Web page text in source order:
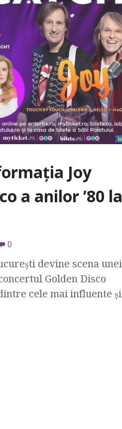
Joy
a anilor ’80 la
0
devine scena unei
Golden Disco
cele mai influente și